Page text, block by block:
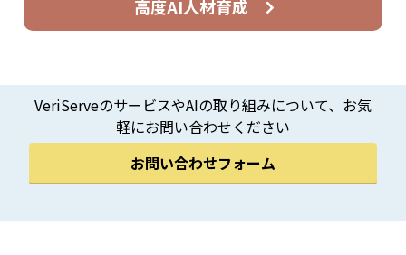
高度AI人材育成
VeriServeのサービスやAIの取り組みについて、お気
軽にお問い合わせください
お問い合わせフォーム